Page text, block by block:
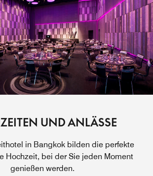
UND ANLÄSSE
in Bangkok bilden die perfekte
Hochzeit, bei der Sie jeden Moment
genießen werden.